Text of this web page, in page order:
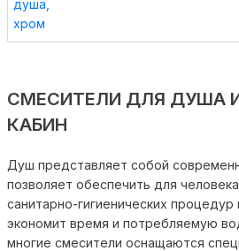
СМЕСИТЕЛИ ДЛЯ ДУША
КАБИН
Душ представляет собой
позволяет обеспечить для
санитарно-гигиенических
экономит время и потребляемую
многие смесители оснащаются